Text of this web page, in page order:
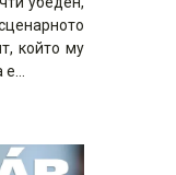
който му
е…